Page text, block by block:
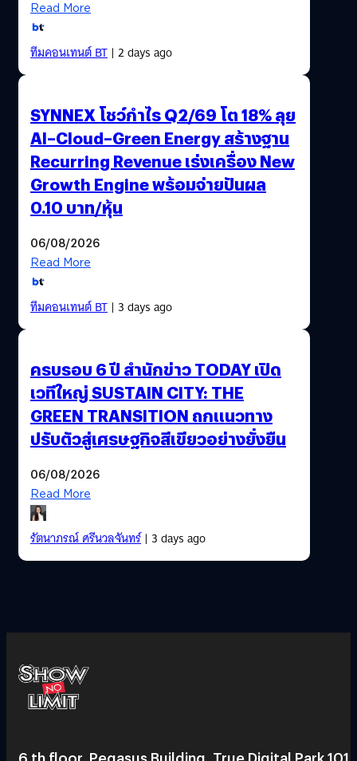
Read More
ทีมคอนเทนต์ BT| 2 days ago
SYNNEX โชว์กำไร Q2/69 โต 18% ลุย
AI–Cloud–Green Energy สร้างฐาน
Recurring Revenue เร่งเครื่อง New
Growth Engine พร้อมจ่ายปันผล
0.10 บาท/หุ้น
06/08/2026
Read More
ทีมคอนเทนต์ BT| 3 days ago
ครบรอบ 6 ปี สำนักข่าว TODAY เปิด
เวทีใหญ่ SUSTAIN CITY: THE
GREEN TRANSITION ถกแนวทาง
ปรับตัวสู่เศรษฐกิจสีเขียวอย่างยั่งยืน
06/08/2026
Read More
รัตนาภรณ์ ศรีนวลจันทร์| 3 days ago